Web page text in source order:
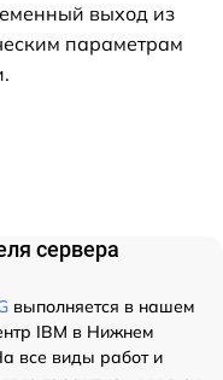
выход из
параметрам
сервера
выполняется в нашем
IBM в Нижнем
все виды работ и